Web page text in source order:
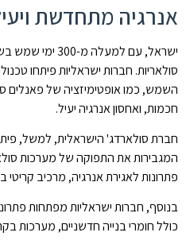
אנרגיה מתחדשת
ישראל, עם למעלה
סולאריות. חברות ישראליות פיתחו
השמש, כמו אופטימיזציה של פאנלים
חכמות, ואחסון אנרגיה יעיל.
חברת סולארדג' הישראלית, למשל,
המגבירות את התפוקה של מערכות
פתרונות לאגירת אנרגיה, מרכיב
בנוסף, חברות ישראליות מפתחות
כולל חומרי בנייה חדשניים, מערכות